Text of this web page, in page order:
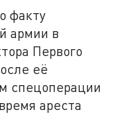
факту
армии в
Первого
её
спецоперации
ареста